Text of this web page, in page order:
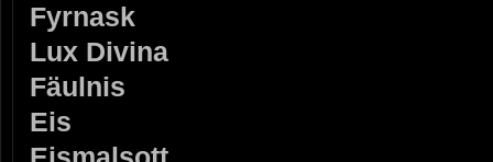
Fyrnask
Lux Divina
Fäulnis
Eis